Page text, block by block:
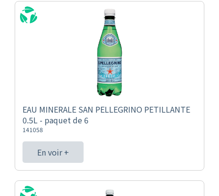
EAU MINERALE SAN PELLEGRINO PETILLANTE
0.5L - paquet de 6
141058
En voir +